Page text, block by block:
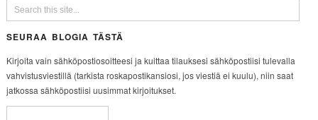
SEURAA BLOGIA TÄSTÄ
Kirjoita vain sähköpostiosoitteesi ja kuittaa tilauksesi sähköpostiisi tulevalla
vahvistusviestillä (tarkista roskapostikansiosi, jos viestiä ei kuulu), niin saat
jatkossa sähköpostiisi uusimmat kirjoitukset.